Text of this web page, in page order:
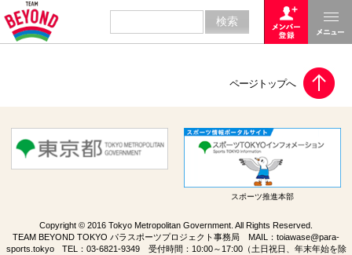
スポーツ推進本部
Copyright © 2016 Tokyo Metropolitan Government. All Rights Reserved.
TEAM BEYOND TOKYO パラスポーツプロジェクト事務局 MAIL： toiawase@para-
sports.tokyoTEL： 03-6821-9349受付時間：10:00～17:00（土日祝日、年末年始を除